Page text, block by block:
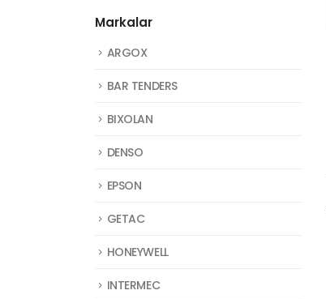
Markalar
ARGOX
BAR TENDERS
BIXOLAN
DENSO
EPSON
GETAC
HONEYWELL
INTERMEC